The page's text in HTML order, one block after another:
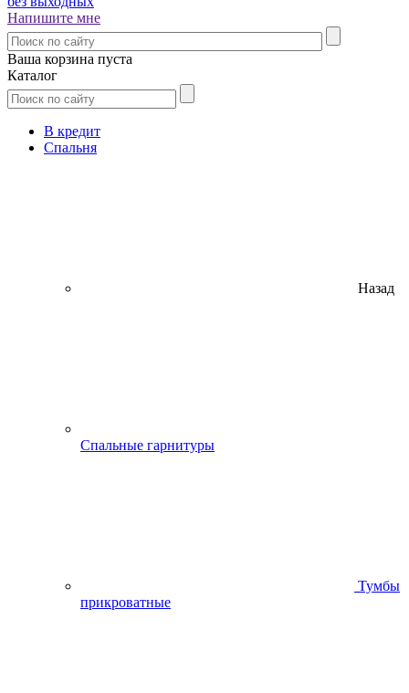
Напишите мне
Ваша корзина пуста
Каталог
В кредит
Спальня
Назад
Спальные гарнитуры
Тумбы
прикроватные